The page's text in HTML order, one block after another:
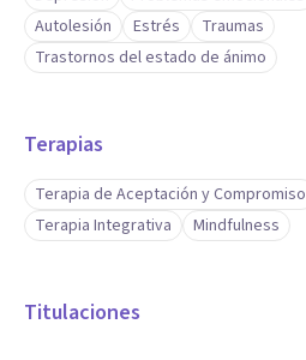
Autolesión
Estrés
Traumas
Trastornos del estado de ánimo
Terapias
Terapia de Aceptación y Compromiso
Terapia Integrativa
Mindfulness
Titulaciones